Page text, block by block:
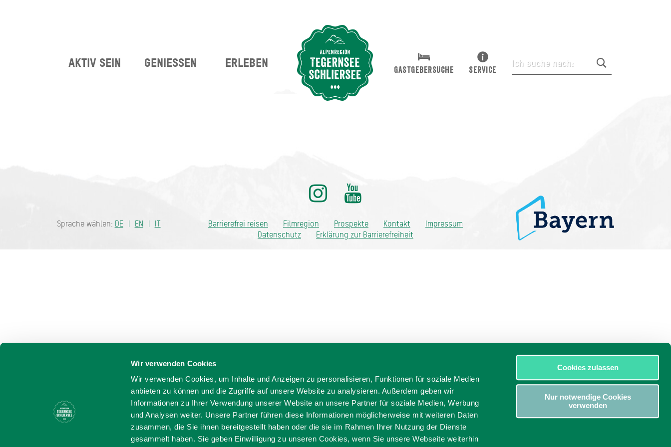
Wir verwenden Cookies
Wir verwenden Cookies, um Inhalte und Anzeigen zu personalisieren, Funktionen für soziale Medien
anbieten zu können und die Zugriffe auf unsere Website zu analysieren. Außerdem geben wir
Informationen zu Ihrer Verwendung unserer Website an unsere Partner für soziale Medien, Werbung
und Analysen weiter. Unsere Partner führen diese Informationen möglicherweise mit weiteren Daten
zusammen, die Sie ihnen bereitgestellt haben oder die sie im Rahmen Ihrer Nutzung der Dienste
gesammelt haben. Sie geben Einwilligung zu unseren Cookies, wenn Sie unsere Webseite weiterhin
Cookies zulassen
Nur notwendige Cookies
verwenden
Sprache wählen: DE EN IT Barrierefrei reisen Filmregion Prospekte Kontakt
Impressum
Datenschutz
Erklärung zur Barrierefreiheit
AKTIV SEIN GENIESSEN ERLEBEN
GASTGEBERSUCHE SERVICE
Suche abschicken